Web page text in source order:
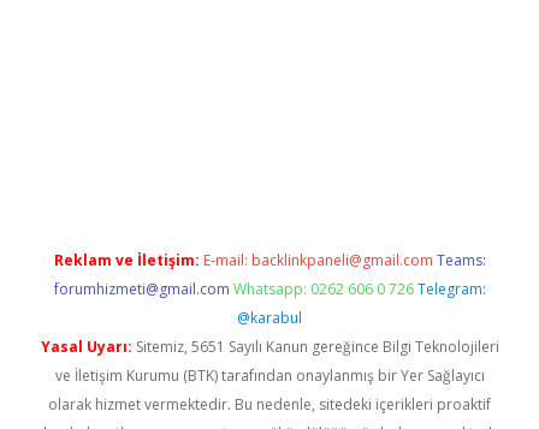
Reklam ve İletişim: E-mail: backlinkpaneli@gmail.com Teams:
forumhizmeti@gmail.com Whatsapp: 0262 606 0 726 Telegram:
@karabul
Yasal Uyarı: Sitemiz, 5651 Sayılı Kanun gereğince Bilgi Teknolojileri
ve İletişim Kurumu (BTK) tarafından onaylanmış bir Yer Sağlayıcı
olarak hizmet vermektedir. Bu nedenle, sitedeki içerikleri proaktif